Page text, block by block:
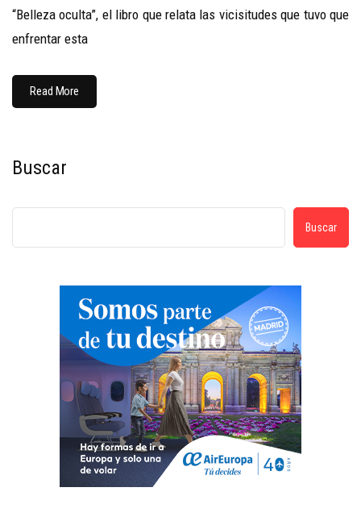
“Belleza oculta”, el libro que relata las vicisitudes que tuvo que
enfrentar esta
Read More
Buscar
Buscar